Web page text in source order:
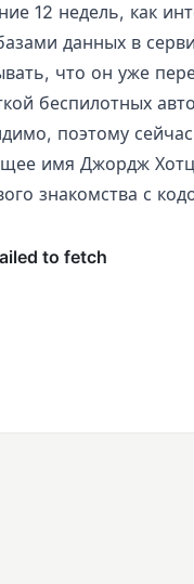
12 недель, как
данных в
что он уже
беспилотных
поэтому
имя Джордж
знакомства с